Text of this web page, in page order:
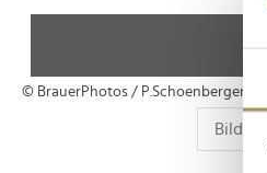
© BrauerPhotos / P.Schoenberger